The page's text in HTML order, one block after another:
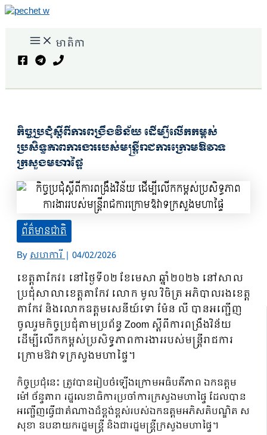
Skip
contentMain
Menu មាតិកា
កិច្ចប្រជុំស្ដីពីការពង្រឹងវិន័យ ដើម្បីលើកកម្ពស់
ប្រសិទ្ធភាពការងាររបស់មន្ត្រីរាជការក្រោមឱវាទ
ក្រសួងមហាផ្ទៃ
ព័ត៌មានជាតិ
Byសហការី| 04/02/2026
ខេត្តតាកែវ៖ នៅថ្ងៃទី០២ ខែមេសា ឆ្នាំ២០២៦ នៅសាល
ប្រជុំសាលាខេត្តតាកែវ លោក មូល វិចិត្រ អភិបាលរងខេត្ត
តាកែវ និងលោកឧត្តមសេនីយ៍ទោ ម៉ែន លី បានអញ្ជើញ
ចូលរួមកិច្ចប្រជុំតាមប្រព័ន្ធ Zoom ស្ដីពីការពង្រឹងវិន័យ
ដើម្បីលើកកម្ពស់ប្រសិទ្ធភាពការងាររបស់មន្ត្រីរាជការ
ក្រោមឱវាទក្រសួងមហាផ្ទៃ។
កិច្ចប្រជុំនេះ ត្រូវបានរៀបចំឡើងក្រោមអធិបតីភាព ឯកឧត្តម
ម៉ៅ ច័ន្ទតារា រដ្ឋលេខាធិការប្រចាំការក្រសួងមហាផ្ទៃ ដែលបាន
អញ្ជើញធ្វើជាតំណាងដ៏ខ្ពង់ខ្ពស់របស់ឯកឧត្តមអភិសតិបណ្ឌិត ស
សុខា ឧបនាយករដ្ឋមន្ត្រី និងជារដ្ឋមន្ត្រីក្រសួងមហាផ្ទៃ។